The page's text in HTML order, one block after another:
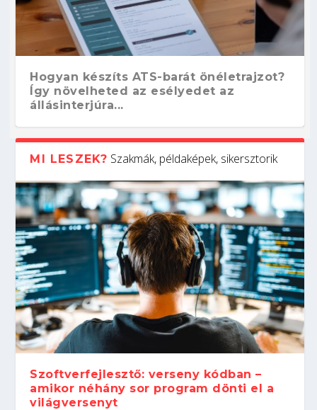
Hogyan készíts ATS-barát önéletrajzot?
Így növelheted az esélyedet az
állásinterjúra...
Kitalálod, mire használják ezeket a
gépeket?
Nem sikerült az egyetemi felvételi?
Tanulj szakmát!
Szoftverfejlesztő: verseny kódban –
amikor néhány sor program dönti el a
világversenyt...
Digitális detox – hogyan kapcsolódj ki
telefon nélkül?
MI LESZEK? Szakmák, példaképek, sikersztorik
Szoftverfejlesztő: verseny kódban –
amikor néhány sor program dönti el a
világversenyt